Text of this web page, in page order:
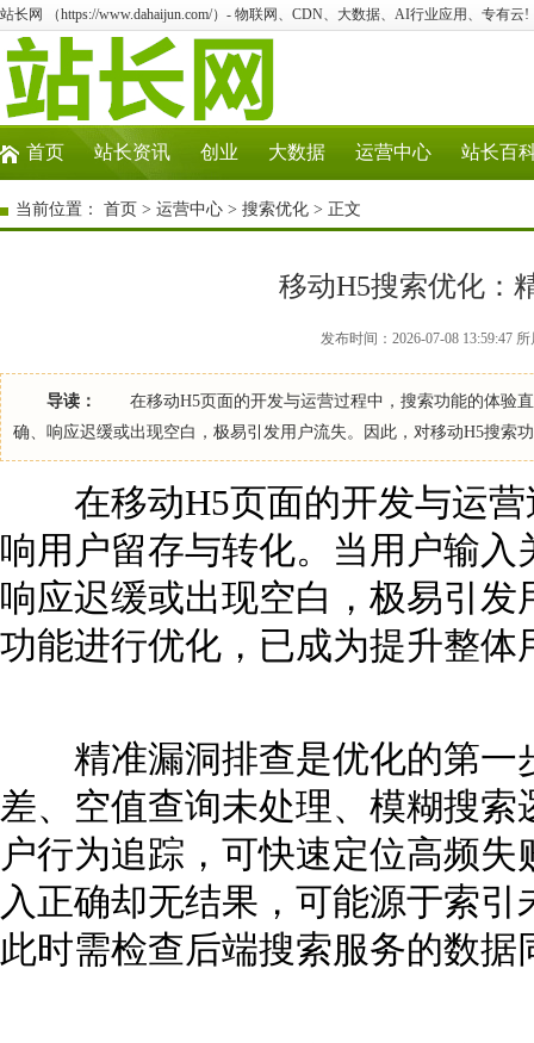
站长网 （https://www.dahaijun.com/）- 物联网、CDN、大数据、AI行业应用、专有云!
首页 站长资讯 创业 大数据 运营中心 站长百
当前位置： 首页 > 运营中心 > 搜索优化 > 正文
移动H5搜索优化：
发布时间：2026-07-08 13:59:47
导读：
在移动H5页面的开发与运营过程中，搜索功能的体验
确、响应迟缓或出现空白，极易引发用户流失。因此，对移动H5搜索
在移动H5页面的开发与运营
响用户留存与转化。当用户输
响应迟缓或出现空白，极易引
功能进行优化，已成为提升整体
精准漏洞排查是优化的第一
差、空值查询未处理、模糊搜
户行为追踪，可快速定位高频
入正确却无结果，可能源于索
此时需检查后端搜索服务的数